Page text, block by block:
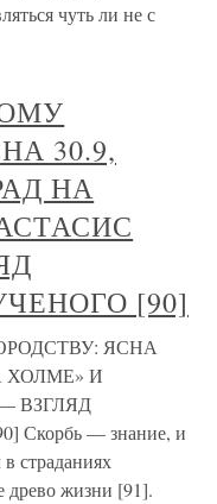
чуть ли не с
30.9,
НА
[90]
ЯСНА
ХОЛМЕ» И
ВЗГЛЯД
— знание, и
страданиях
древо жизни [91].